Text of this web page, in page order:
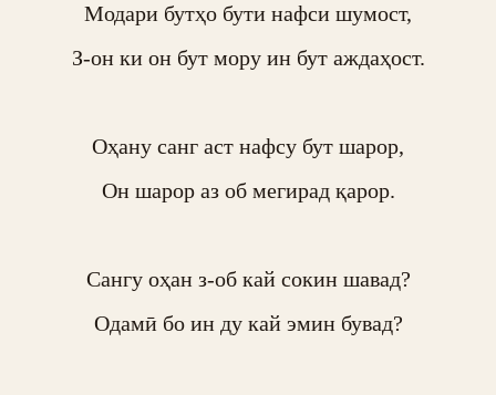
Модари бутҳо бути нафси шумост,
З-он ки он бут мору ин бут аждаҳост.
Оҳану санг аст нафсу бут шарор,
Он шарор аз об мегирад қарор.
Сангу оҳан з-об кай сокин шавад?
Одамӣ бо ин ду кай эмин бувад?